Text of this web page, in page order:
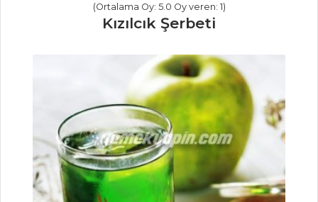
Tahinli Cevizli
Kurabiye
MİNİ TARTÖLET
DEREOTLU BÖREK
Hamur İşleri Tüm
Tarifleri
(Ortalama Oy: 5.0 Oy veren: 1)
Kızılcık Şerbeti